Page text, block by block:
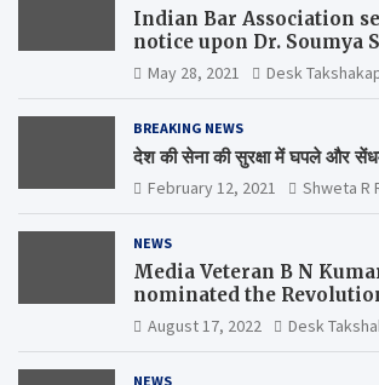
Indian Bar Association
notice upon Dr. Soumya
the Chief Scientist, WHO
May 28, 2021 Desk
BREAKING NEWS
देश की सेना की सुरक्षा में घपले और
February 12, 2021 Shweta R
NEWS
Media Veteran B N
nominated the
Shiv Varma Media Award
August 17, 2022 Desk
NEWS